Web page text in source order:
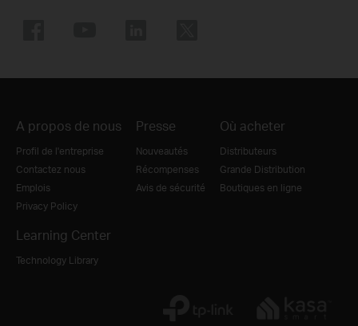
A propos de nous
Profil de l'entreprise
Contactez nous
Emplois
Privacy Policy
Presse
Nouveautés
Récompenses
Avis de sécurité
Où acheter
Distributeurs
Grande Distribution
Boutiques en ligne
Learning Center
Technology Library